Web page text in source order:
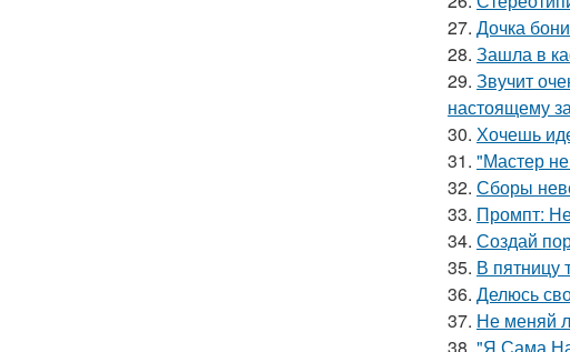
27. Дочка
28. Зашла в
29. Звучит
настоящему
30. Хочешь
31. "Мастер
32. Сборы
33. Промпт:
34. Создай
35. В пятницу
36. Делюсь
37. Не меняй